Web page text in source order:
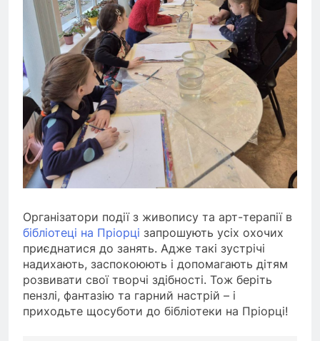
Організатори події з живопису та арт-терапії в
бібліотеці на Пріорці запрошують усіх охочих
приєднатися до занять. Адже такі зустрічі
надихають, заспокоюють і допомагають дітям
розвивати свої творчі здібності. Тож беріть
пензлі, фантазію та гарний настрій – і
приходьте щосуботи до бібліотеки на Пріорці!